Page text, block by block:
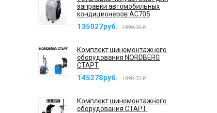
заправки автомобильных
кондиционеров AC705
135027руб. 1890.00 ₽
Комплект шиномонтажного
оборудования NORDBERG
СТАРТ
145278руб. 1890.00 ₽
Комплект шиномонтажного
оборудования СТАРТ